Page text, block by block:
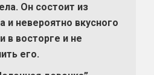
Он состоит из
и невероятно вкусного
в восторге и не
его.